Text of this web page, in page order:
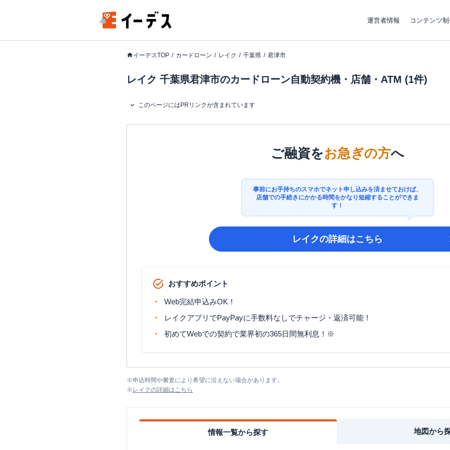
運営者情報 コンテンツ
イーデスTOP カードローン レイク 千葉県 君津市
レイク 千葉県君津市のカードローン自動契約機・店舗・ATM (1件)
このページにはPRリンクが含まれています
ご融資をお急ぎの方へ
事前にお手持ちのスマホでネット申し込みを済ませておけば、
店舗での手続きにかかる時間をかなり短縮することができま
す！
レイクの詳細はこちら
おすすめポイント
Web完結申込みOK！
レイクアプリでPayPayに手数料なしでチャージ・返済可能！
初めてWebでの契約で業界初の365日間無利息！※
※申込時間や審査により希望に沿えない場合があります。
※ レイクの詳細はこちら
情報一覧から探す 地図から